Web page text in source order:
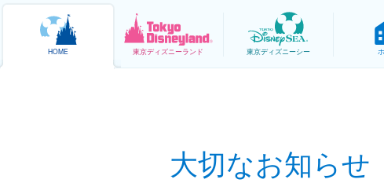
HOME 東京ディズニーランド 東京ディズニーシー
大切なお知らせ